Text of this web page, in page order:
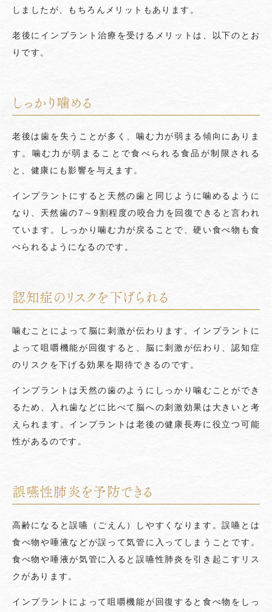
しましたが、もちろんメリットもあります。
老後にインプラント治療を受けるメリットは、以下のとお
りです。
しっかり噛める
老後は歯を失うことが多く、噛む力が弱まる傾向にありま
す。噛む力が弱まることで食べられる食品が制限される
と、健康にも影響を与えます。
インプラントにすると天然の歯と同じように噛めるように
なり、天然歯の7～9割程度の咬合力を回復できると言われ
ています。しっかり噛む力が戻ることで、硬い食べ物も食
べられるようになるのです。
認知症のリスクを下げられる
噛むことによって脳に刺激が伝わります。インプラントに
よって咀嚼機能が回復すると、脳に刺激が伝わり、認知症
のリスクを下げる効果を期待できるのです。
インプラントは天然の歯のようにしっかり噛むことができ
るため、入れ歯などに比べて脳への刺激効果は大きいと考
えられます。インプラントは老後の健康長寿に役立つ可能
性があるのです。
誤嚥性肺炎を予防できる
高齢になると誤嚥（ごえん）しやすくなります。誤嚥とは
食べ物や唾液などが誤って気管に入ってしまうことです。
食べ物や唾液が気管に入ると誤嚥性肺炎を引き起こすリス
クがあります。
インプラントによって咀嚼機能が回復すると食べ物をしっ